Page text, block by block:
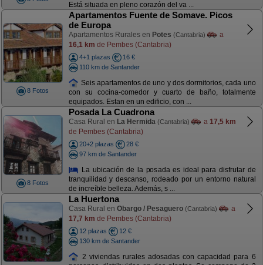
Está situada en pleno corazón del va ...
8 Fotos
Apartamentos Fuente de Somave. Picos
de Europa
Apartamentos Rurales en Potes (Cantabria)
a
16,1 km de Pembes (Cantabria)
4+1 plazas
16 €
110 km de Santander
Seis apartamentos de uno y dos dormitorios, cada uno
con su cocina-comedor y cuarto de baño, totalmente
equipados. Estan en un edificio, con ...
8 Fotos
Posada La Cuadrona
Casa Rural en La Hermida (Cantabria) a 17,5 km
de Pembes (Cantabria)
20+2 plazas
28 €
97 km de Santander
La ubicación de la posada es ideal para disfrutar de
tranquilidad y descanso, rodeado por un entorno natural
de increíble belleza. Además, s ...
La Huertona
Casa Rural en Obargo / Pesaguero (Cantabria)
a
17,7 km de Pembes (Cantabria)
12 plazas
12 €
130 km de Santander
2 viviendas rurales adosadas con capacidad para 6